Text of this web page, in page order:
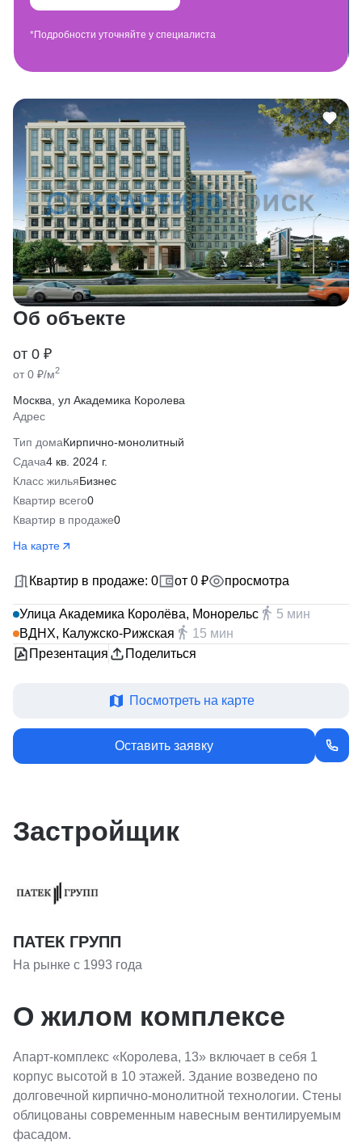
*Подробности уточняйте у специалиста
Об объекте
от 0 ₽
от 0 ₽/м2
Москва, ул Академика Королева
Адрес
Тип домаКирпично-монолитный
Сдача4 кв. 2024 г.
Класс жильяБизнес
Квартир всего0
Квартир в продаже0
На карте
Квартир в продаже: 0 от 0 ₽ просмотра
Улица Академика Королёва, Монорельс
5 мин
ВДНХ, Калужско-Рижская
15 мин
Презентация
Поделиться
Посмотреть на карте
Оставить заявку
Застройщик
ПАТЕК ГРУПП
На рынке с 1993 года
О жилом комплексе
Апарт-комплекс «Королева, 13» включает в себя 1
корпус высотой в 10 этажей. Здание возведено по
долговечной кирпично-монолитной технологии. Стены
облицованы современным навесным вентилируемым
фасадом.